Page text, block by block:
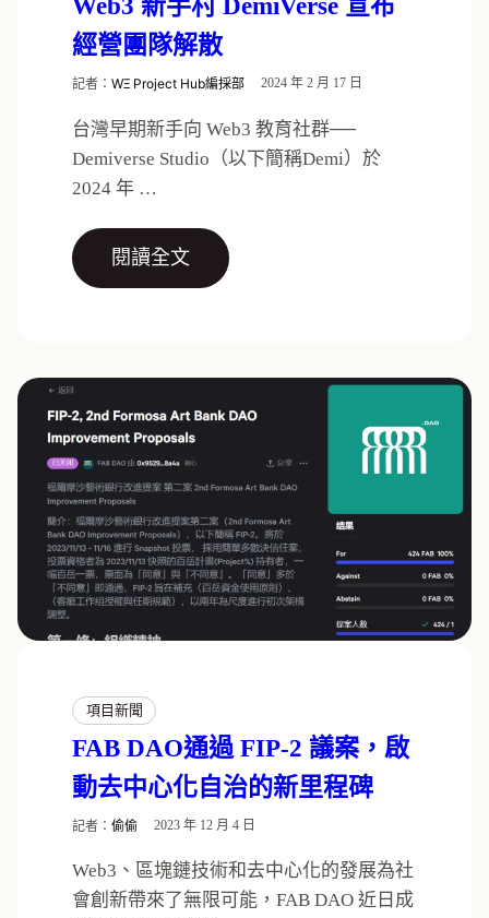
Web3 新手村 DemiVerse 宣布
經營團隊解散
記者： WΞ Project Hub編採部 2024 年 2 月 17 日
台灣早期新手向 Web3 教育社群──
Demiverse Studio（以下簡稱Demi）於
2024 年 …
閱讀全文
項目新聞
FAB DAO通過 FIP-2 議案，啟
動去中心化自治的新里程碑
記者： 偷偷 2023 年 12 月 4 日
Web3、區塊鏈技術和去中心化的發展為社
會創新帶來了無限可能，FAB DAO 近日成